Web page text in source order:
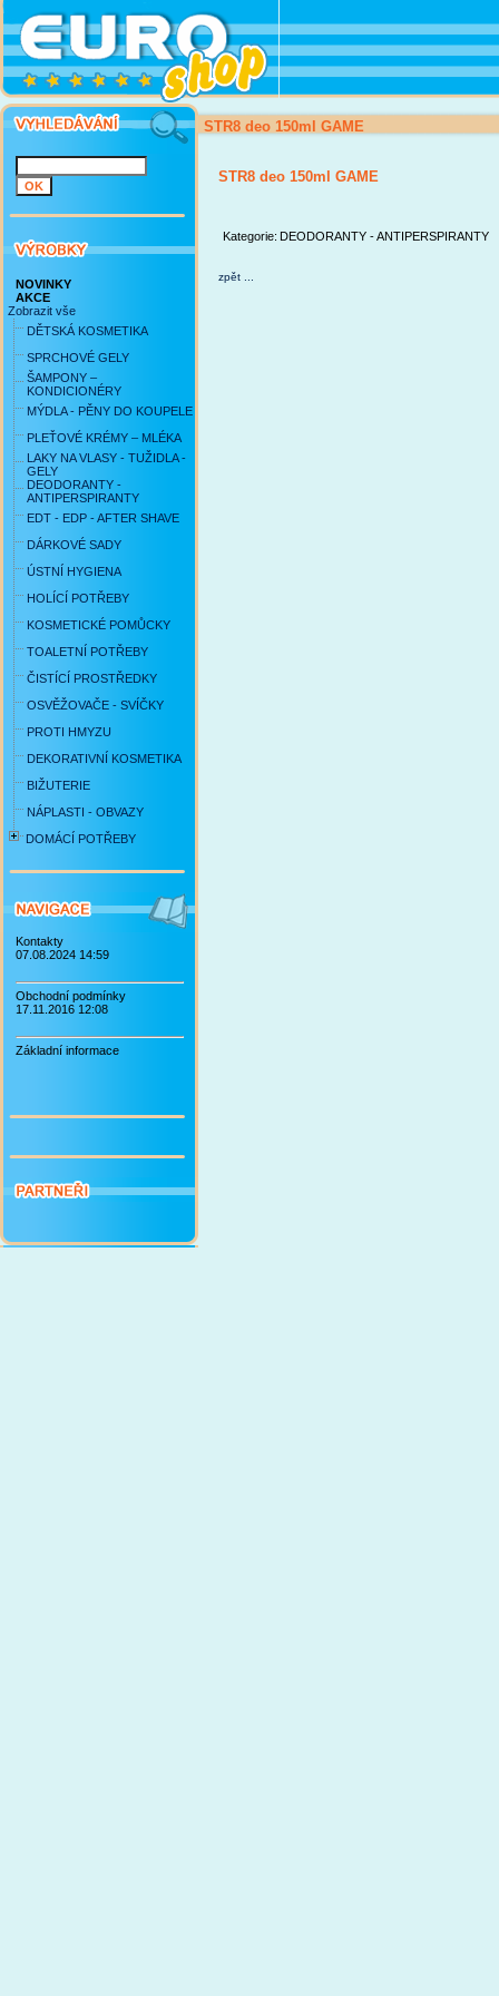
NOVINKY
AKCE
Zobrazit vše
DĚTSKÁ KOSMETIKA
SPRCHOVÉ GELY
ŠAMPONY –
KONDICIONÉRY
MÝDLA - PĚNY DO KOUPELE
PLEŤOVÉ KRÉMY – MLÉKA
LAKY NA VLASY - TUŽIDLA -
GELY
DEODORANTY -
ANTIPERSPIRANTY
EDT - EDP - AFTER SHAVE
DÁRKOVÉ SADY
ÚSTNÍ HYGIENA
HOLÍCÍ POTŘEBY
KOSMETICKÉ POMŮCKY
TOALETNÍ POTŘEBY
ČISTÍCÍ PROSTŘEDKY
OSVĚŽOVAČE - SVÍČKY
PROTI HMYZU
DEKORATIVNÍ KOSMETIKA
BIŽUTERIE
NÁPLASTI - OBVAZY
DOMÁCÍ POTŘEBY
Kontakty
07.08.2024 14:59
Obchodní podmínky
17.11.2016 12:08
Základní informace
STR8 deo 150ml GAME
STR8 deo 150ml GAME
Kategorie: DEODORANTY - ANTIPERSPIRANTY
zpět ...